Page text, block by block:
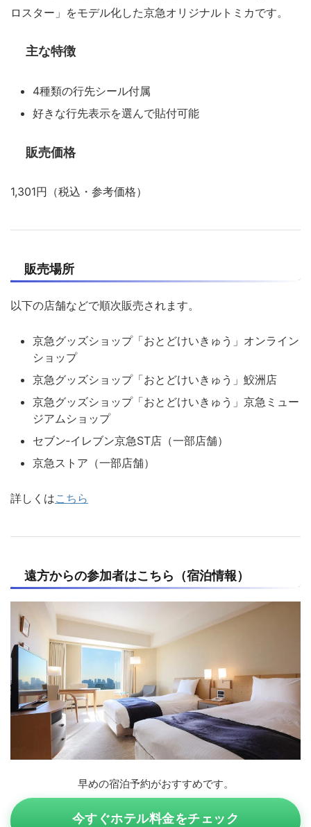
ロスター」をモデル化した京急オリジナルトミカです。
主な特徴
4種類の行先シール付属
好きな行先表示を選んで貼付可能
販売価格
1,301円（税込・参考価格）
販売場所
以下の店舗などで順次販売されます。
京急グッズショップ「おとどけいきゅう」オンライン
ショップ
京急グッズショップ「おとどけいきゅう」鮫洲店
京急グッズショップ「おとどけいきゅう」京急ミュー
ジアムショップ
セブン‐イレブン京急ST店（一部店舗）
京急ストア（一部店舗）
詳しくはこちら
遠方からの参加者はこちら（宿泊情報）
早めの宿泊予約がおすすめです。
今すぐホテル料金をチェック